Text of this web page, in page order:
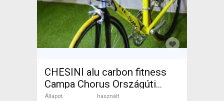
CHESINI alu carbon fitness
Campa Chorus Országúti
használt ELADÓ
Állapot
használt